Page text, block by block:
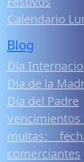
Calendario
Blog
Día
Día de la
Día del Padre
multas:
comerciantes